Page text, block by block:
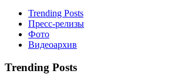
Trending Posts
Пресс-релизы
Фото
Видеоархив
Trending Posts